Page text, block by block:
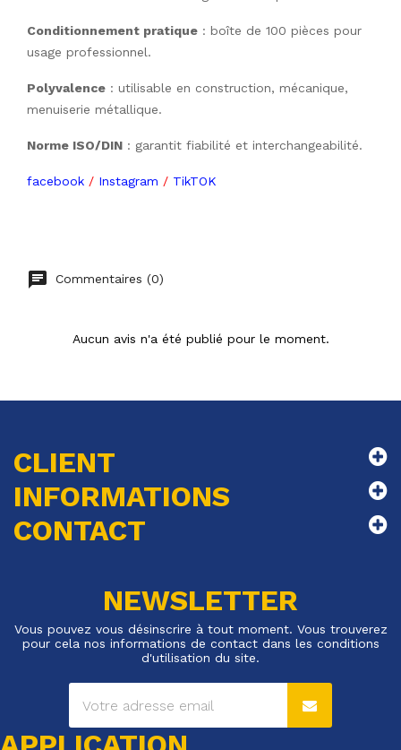
Conditionnement pratique : boîte de 100 pièces pour
usage professionnel.
Polyvalence : utilisable en construction, mécanique,
menuiserie métallique.
Norme ISO/DIN : garantit fiabilité et interchangeabilité.
facebook / Instagram / TikTOK
Commentaires (0)
Aucun avis n'a été publié pour le moment.
CLIENT
INFORMATIONS
CONTACT
NEWSLETTER
Vous pouvez vous désinscrire à tout moment. Vous trouverez
pour cela nos informations de contact dans les conditions
d'utilisation du site.